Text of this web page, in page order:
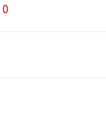
0